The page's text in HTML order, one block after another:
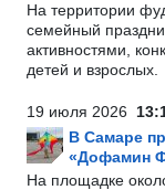
На территории
семейный
активностями,
детей и взрослых.
19 июля 2026
В Самаре
«Дофамин
На площадке